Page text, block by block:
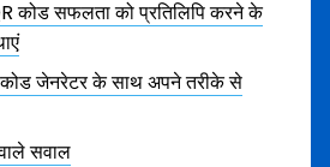
कोड सफलता को प्रतिलिपि करने के
कोड जेनरेटर के साथ अपने तरीके से
सवाल